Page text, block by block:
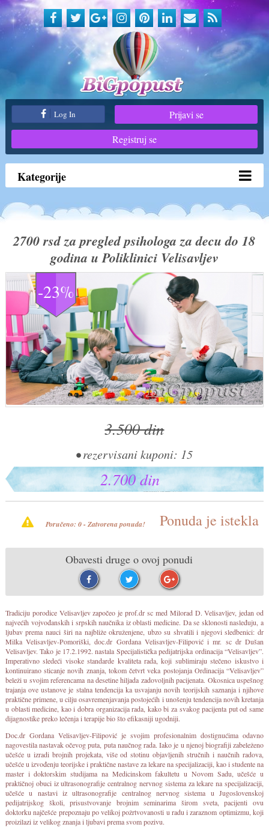
Log In
Prijavi se
Registruj se
Kategorije
2700 rsd za pregled psihologa za decu do 18
godina u Poliklinici Velisavljev
-23%
3.500 din
• rezervisani kuponi: 15
2.700 din
Poručeno: 0 - Zatvorena ponuda! Ponuda je istekla
Obavesti druge o ovoj ponudi
Tradiciju porodice Velisavljev započeo je prof.dr sc med Milorad D. Velisavljev, jedan od
najvećih vojvođanskih i srpskih naučnika iz oblasti medicine. Da se sklonosti nasleđuju, a
ljubav prema nauci širi na najbliže okruženjene, ubzo su shvatili i njegovi sledbenici: dr
Milka Velisavljev-Pomoriški, doc.dr Gordana Velisavljev-Filipović i mr. sc dr Dušan
Velisavljev. Tako je 17.2.1992. nastala Specijalistička pedijatrijska ordinacija “Velisavljev”.
Imperativno sledeći visoke standarde kvaliteta rada, koji sublimiraju stečeno iskustvo i
kontinuirano sticanje novih znanja, tokom četvrt veka postojanja Ordinacija “Velisavljev”
beleži u svojim referencama na desetine hiljada zadovoljnih pacijenata. Okosnica uspešnog
trajanja ove ustanove je stalna tendencija ka usvajanju novih teorijskih saznanja i njihove
praktične primene, u cilju osavremenjavanja postojećih i unošenju tendencija novih kretanja
u oblasti medicine, kao i dobra organizacija rada, kako bi za svakog pacijenta put od same
dijagnostike preko lečenja i terapije bio što efikasniji ugodniji.
Doc.dr Gordana Velisavljev-Filipović je svojim profesionalnim dostignućima odavno
nagovestila nastavak očevog puta, puta naučnog rada. Iako je u njenoj biografiji zabeleženo
učešće u izradi brojnih projekata, više od stotinu objavljenih stručnih i naučnih radova,
učešće u izvođenju teorijske i praktične nastave za lekare na specijalizaciji, kao i studente na
master i doktorskim studijama na Medicinskom fakultetu u Novom Sadu, učešće u
praktičnoj obuci iz ultrasonografije centralnog nervnog sistema za lekare na specijalizaciji,
učešće u nastavi iz ultrasonografije centralnog nervnog sistema u Jugoslovenskoj
pedijatrijskog školi, prisustvovanje brojnim seminarima širom sveta, pacijenti ovu
doktorku najčešće prepoznaju po velikoj požrtvovanosti u radu i zaraznom optimizmu, koji
proizilazi iz velikog znanja i ljubavi prema svom pozivu.